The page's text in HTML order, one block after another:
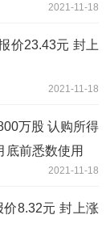
2021-11-18
价23.43元 封上
2021-11-18
万股 认购所得
底前悉数使用
2021-11-18
8.32元 封上涨